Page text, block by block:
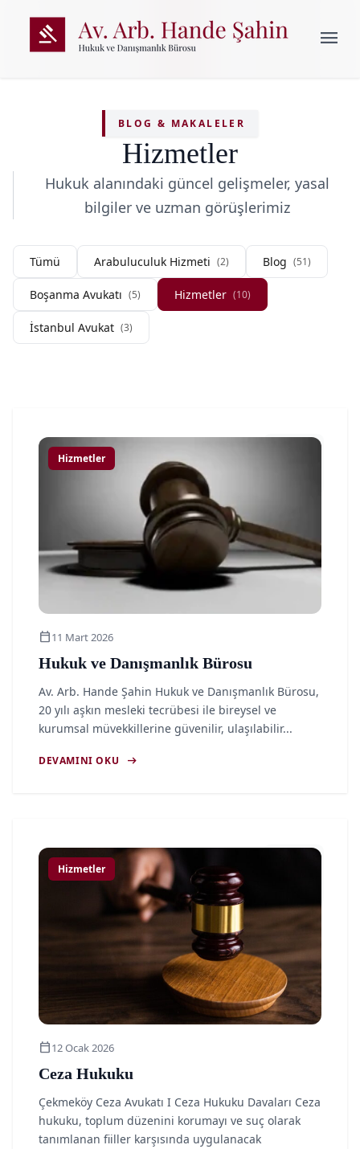
Gayrimenkul Hukuku
Ceza Hukuku
Tazminat Hukuku
ARABULUCULUK HIZMETI
Çekmeköy Arabuluculuk
Ümraniye Arabuluculuk
BOŞANMA AVUKATI
Çekmeköy Boşanma Avukatı
Ümraniye Boşanma Avukatı
BLOG
menu
BLOG & MAKALELER
Hizmetler
Hukuk alanındaki güncel gelişmeler, yasal
bilgiler ve uzman görüşlerimiz
Tümü Arabuluculuk Hizmeti (2) Blog (51)
Boşanma Avukatı (5) Hizmetler (10)
İstanbul Avukat (3)
article
Hizmetler
calendar_today11 Mart 2026
Hukuk ve Danışmanlık Bürosu
Av. Arb. Hande Şahin Hukuk ve Danışmanlık Bürosu,
20 yılı aşkın mesleki tecrübesi ile bireysel ve
kurumsal müvekkillerine güvenilir, ulaşılabilir...
DEVAMINI OKU arrow_right_alt
article
Hizmetler
calendar_today12 Ocak 2026
Ceza Hukuku
Çekmeköy Ceza Avukatı I Ceza Hukuku Davaları Ceza
hukuku, toplum düzenini korumayı ve suç olarak
tanımlanan fiiller karşısında uygulanacak